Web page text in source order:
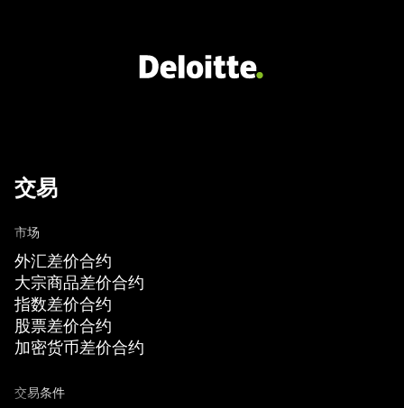
交易
市场
外汇差价合约
大宗商品差价合约
指数差价合约
股票差价合约
加密货币差价合约
交易条件